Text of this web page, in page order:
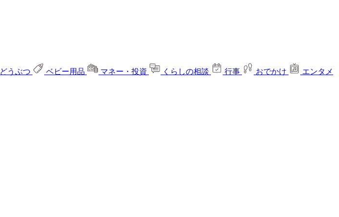
どうぶつ ベビー用品 マネー・投資 くらしの相談 行事 おでかけ
エンタメ